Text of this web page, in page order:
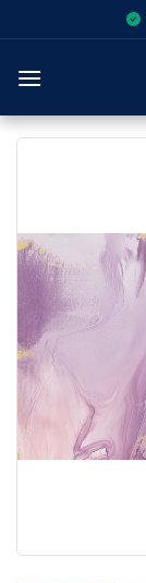
to
content